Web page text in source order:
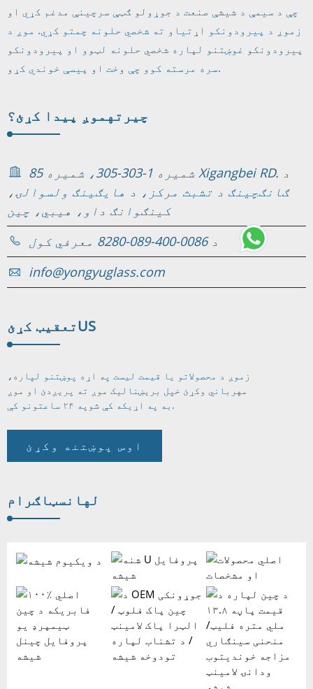
چې د سیمې د شیشې صنعت د جوړولو ګټې سرچینې مدغم کړي او
زموږ د پیرودونکو اړتیاو ته شخصي حلونه چمتو کړي. موږ د
پیرودونکو غوښتنو لپاره شخصي حلونه لټوو او پیرودونکو
سره مرسته کوو چې وخت او پیسې خوندي کړو.
چیرتهموږ پیدا کړئ؟
شمیره 1-303-305، شمیره 85 Xigangbei RD. د
ګانګچینګ د تشبث مرکز، د هایګینګ ولسوالۍ،
کینګوانګ داو، هیبي، چین
د 0086-400-089-8280 معرفي کول
info@yongyuglass.com
تعقیب کړئUS
زموږ د محصولاتو یا قیمت لیست په اړه پوښتنو لپاره،
مهرباني وکړئ خپل بریښنالیک موږ ته پریږدئ او موږ
به په اړیکه کې شو په ۲۴ ساعتونو کې.
اوس پوښتنه وکړئ
لهانسټاګرام